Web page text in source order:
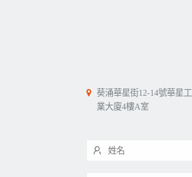
葵涌華星街12-14號華星工
業大廈4樓A室